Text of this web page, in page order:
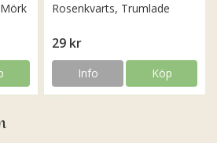
Rosenkvarts, Trumlade
29 kr
Info Köp